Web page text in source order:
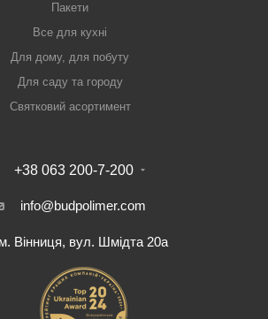
Пакети
Все для кухні
Для дому, для побуту
Для саду та городу
Святковий асортимент
+38 063 200-7-200
info@budpolimer.com
м. Вінниця, вул. Шмідта 20а